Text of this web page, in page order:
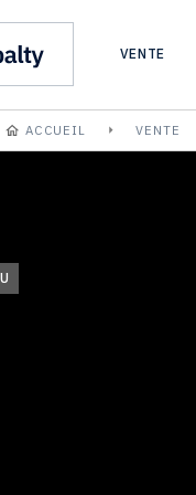
VENTE
ACCUEIL VENTE